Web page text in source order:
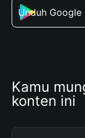
Unduh Google
Kamu
konten ini